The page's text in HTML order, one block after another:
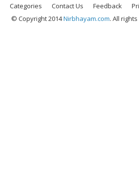
Categories Contact Us Feedback
© Copyright 2014Nirbhayam.com. All